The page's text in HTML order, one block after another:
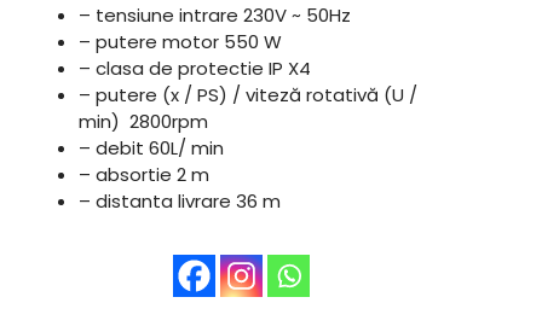
– tensiune intrare 230V ~ 50Hz
– putere motor 550 W
– clasa de protectie IP X4
– putere (x / PS) / viteză rotativă (U /
min) 2800rpm
– debit 60L/ min
– absortie 2 m
– distanta livrare 36 m